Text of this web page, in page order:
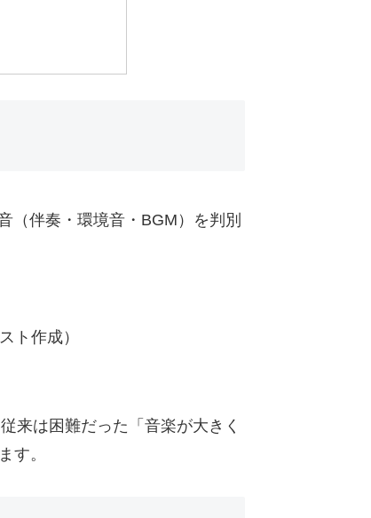
（伴奏・環境音・BGM）を判別
ト作成）
来は困難だった「音楽が大きく
す。